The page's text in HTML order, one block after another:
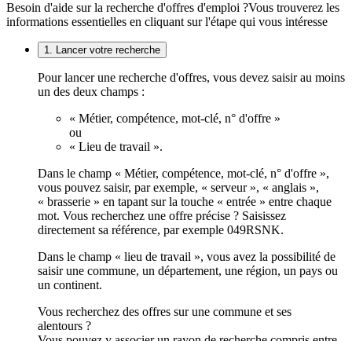
Besoin d'aide sur la recherche d'offres d'emploi ?Vous trouverez les
informations essentielles en cliquant sur l'étape qui vous intéresse
1. Lancer votre recherche
Pour lancer une recherche d'offres, vous devez saisir au moins
un des deux champs :
« Métier, compétence, mot-clé, n° d'offre »
ou
« Lieu de travail ».
Dans le champ « Métier, compétence, mot-clé, n° d'offre »,
vous pouvez saisir, par exemple, « serveur », « anglais »,
« brasserie » en tapant sur la touche « entrée » entre chaque
mot. Vous recherchez une offre précise ? Saisissez
directement sa référence, par exemple 049RSNK.
Dans le champ « lieu de travail », vous avez la possibilité de
saisir une commune, un département, une région, un pays ou
un continent.
Vous recherchez des offres sur une commune et ses
alentours ?